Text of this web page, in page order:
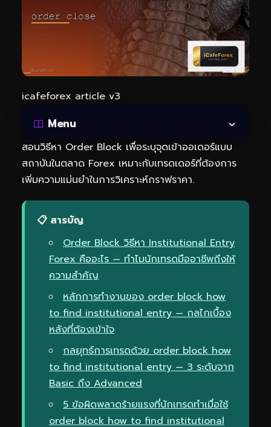
icafeforex article v3
Menu
สอนวิธีหา Order Block เพื่อระบุจุดเข้าออเดอร์แบบ
สถาบันในตลาด Forex เหมาะกับเทรดเดอร์ที่ต้องการ
เพิ่มความแม่นยำในการวิเคราะห์กราฟราคา.
📋 สารบัญ
Order Block วิธีหา Institutional Entry
Forex คืออะไร — ทำไมนักเทรดมืออาชีพถึงให้
ความสำคัญ
หลักการทำงานของ order block how
to find institutional entry — กลไกเบื้อง
หลังที่ต้องเข้าใจ
กลยุทธ์การเทรดด้วย order block how
to find institutional entry — 3 ระดับจาก
Basic ถึง Advanced
5 ข้อผิดพลาดร้ายแรงที่นักเทรดทำเมื่อใช้
order block how to find institutional